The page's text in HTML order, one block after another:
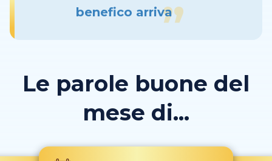
benefico arriva
Le parole buone del
mese di...